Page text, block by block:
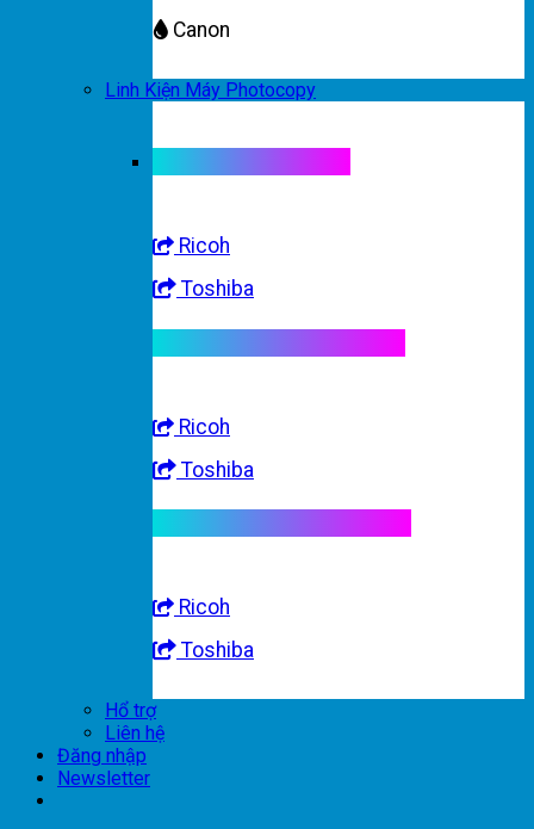
Canon
Linh Kiện Máy Photocopy
Ricoh
Toshiba
Ricoh
Toshiba
Ricoh
Toshiba
Hổ trợ
Liên hệ
Đăng nhập
Newsletter